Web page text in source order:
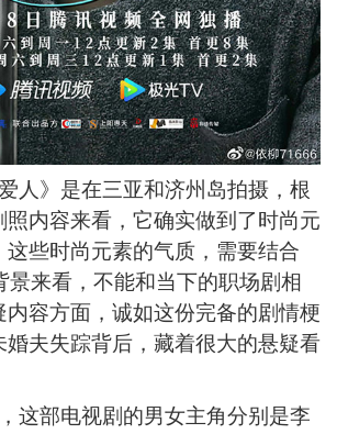
人》是在三亚和济州岛拍摄，根
照内容来看，它确实做到了时尚元
这些时尚元素的气质，需要结合
景来看，不能和当下的职场剧相
内容方面，诚如这份完备的剧情梗
婚夫失踪背后，藏着很大的悬疑看
这部电视剧的男女主角分别是李